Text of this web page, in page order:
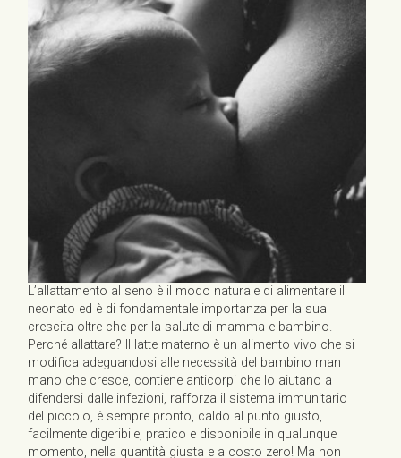
L’allattamento al seno è il modo naturale di alimentare il
neonato ed è di fondamentale importanza per la sua
crescita oltre che per la salute di mamma e bambino.
Perché allattare? Il latte materno è un alimento vivo che si
modifica adeguandosi alle necessità del bambino man
mano che cresce, contiene anticorpi che lo aiutano a
difendersi dalle infezioni, rafforza il sistema immunitario
del piccolo, è sempre pronto, caldo al punto giusto,
facilmente digeribile, pratico e disponibile in qualunque
momento, nella quantità giusta e a costo zero! Ma non